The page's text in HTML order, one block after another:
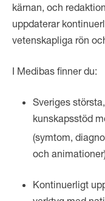
kärnan, och
uppdaterar
vetenskapliga rön
I Medibas finner du:
Sveriges
kunskapsstöd
(symtom,
och
Kontinuerligt